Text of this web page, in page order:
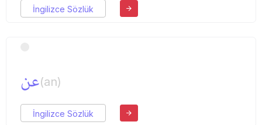
İngilizce Sözlük
عن(an)
İngilizce Sözlük